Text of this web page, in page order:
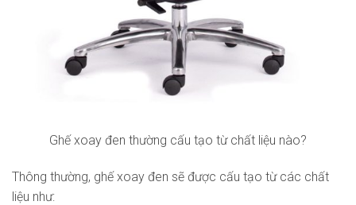
Ghế xoay đen thường cấu tạo từ chất liệu nào?
Thông thường, ghế xoay đen sẽ được cấu tạo từ các chất
liệu như: